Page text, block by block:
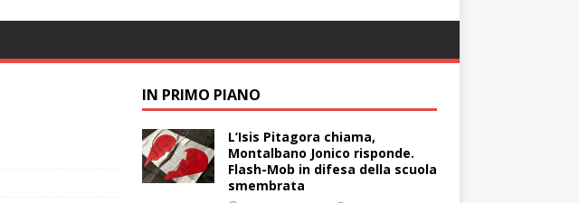
IN PRIMO PIANO
L’Isis Pitagora chiama,
Montalbano Jonico risponde.
Flash-Mob in difesa della scuola
smembrata